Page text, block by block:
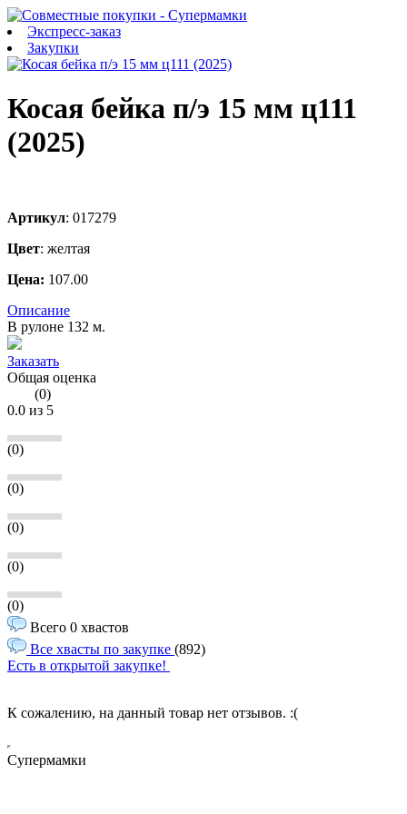
Экспресс-заказ
Закупки
Косая бейка п/э 15 мм ц111
(2025)
Артикул: 017279
Цвет: желтая
Цена: 107.00
Описание
В рулоне 132 м.
Заказать
Общая оценка
(0)
0.0 из 5
(0)
(0)
(0)
(0)
(0)
Всего 0 хвастов
Все хвасты по закупке (892)
Есть в открытой закупке!
К сожалению, на данный товар нет отзывов. :(
Супермамки